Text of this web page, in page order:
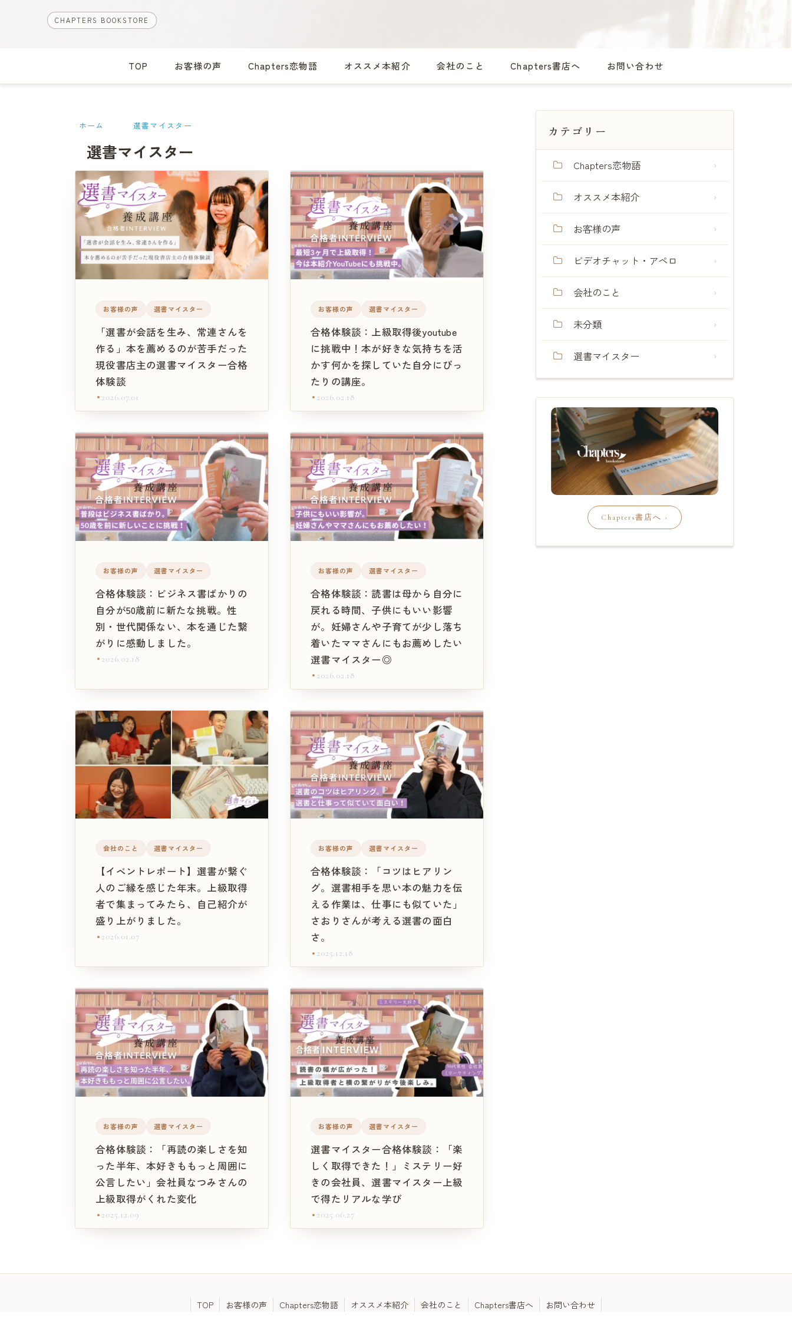
CHAPTERS BOOKSTORE
TOP お客様の声 Chapters恋物語 オススメ本紹介 会社のこと Chapters書店へ お問い合わせ
ホーム 選書マイスター
選書マイスター
お客様の声 選書マイスター
「選書が会話を生み、常連さんを
作る」本を薦めるのが苦手だった
現役書店主の選書マイスター合格
体験談
2026.07.01
お客様の声 選書マイスター
合格体験談：上級取得後youtube
に挑戦中！本が好きな気持ちを活
かす何かを探していた自分にぴっ
たりの講座。
2026.02.18
お客様の声 選書マイスター
合格体験談：ビジネス書ばかりの
自分が50歳前に新たな挑戦。性
別・世代関係ない、本を通じた繋
がりに感動しました。
2026.02.18
お客様の声 選書マイスター
合格体験談：読書は母から自分に
戻れる時間、子供にもいい影響
が。妊婦さんや子育てが少し落ち
着いたママさんにもお薦めしたい
選書マイスター◎
2026.02.18
会社のこと 選書マイスター
【イベントレポート】選書が繋ぐ
人のご縁を感じた年末。上級取得
者で集まってみたら、自己紹介が
盛り上がりました。
2026.01.07
お客様の声 選書マイスター
合格体験談：「コツはヒアリン
グ。選書相手を思い本の魅力を伝
える作業は、仕事にも似ていた」
さおりさんが考える選書の面白
さ。
2025.12.18
お客様の声 選書マイスター
合格体験談：「再読の楽しさを知
った半年、本好きももっと周囲に
公言したい」会社員なつみさんの
上級取得がくれた変化
2025.12.09
お客様の声 選書マイスター
選書マイスター合格体験談：「楽
しく取得できた！」ミステリー好
きの会社員、選書マイスター上級
で得たリアルな学び
2025.06.27
カテゴリー
Chapters恋物語
オススメ本紹介
お客様の声
ビデオチャット・アペロ
会社のこと
未分類
選書マイスター
TOP お客様の声 Chapters恋物語 オススメ本紹介 会社のこと Chapters書店へ
お問い合わせ